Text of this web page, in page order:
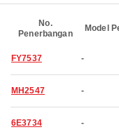
No.
Penerbangan
Model
FY7537 -
MH2547 -
6E3734 -